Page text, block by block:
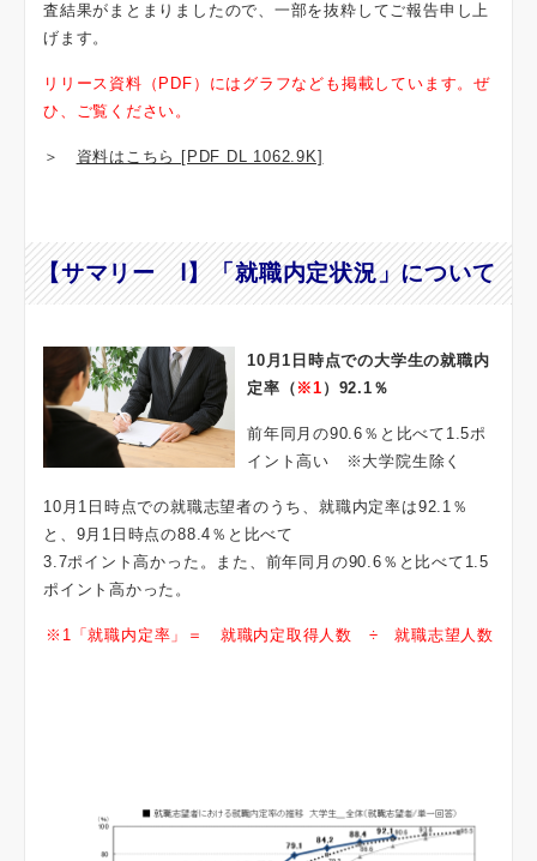
査結果がまとまりましたので、一部を抜粋してご報告申し上
げます。
リリース資料（PDF）にはグラフなども掲載しています。ぜ
ひ、ご覧ください。
＞ 資料はこちら [PDF DL 1062.9K]
【サマリー Ⅰ】「就職内定状況」について
10月1日時点での大学生の就職内
定率（ ※1 ）92.1％
前年同月の90.6％と比べて1.5ポ
イント高い ※大学院生除く
10月1日時点での就職志望者のうち、就職内定率は92.1％
と、9月1日時点の88.4％と比べて
3.7ポイント高かった。また、前年同月の90.6％と比べて1.5
ポイント高かった。
※1「就職内定率」＝ 就職内定取得人数 ÷ 就職志望人数